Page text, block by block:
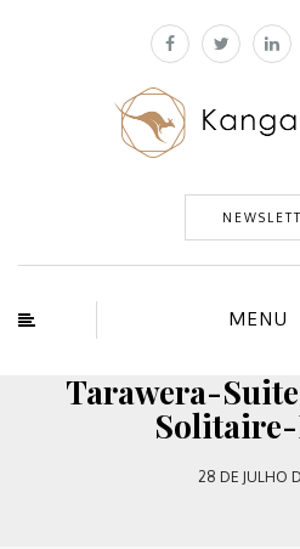
MENU
Tarawera-
28 DE JULHO